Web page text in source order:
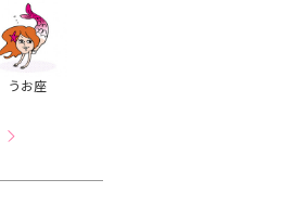
うお座